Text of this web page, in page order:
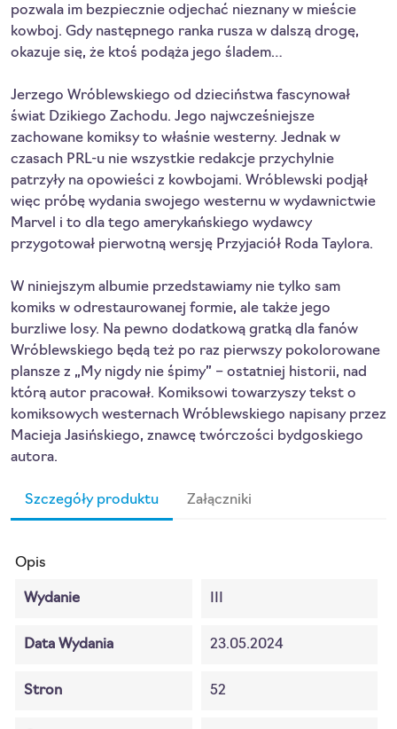
pozwala im bezpiecznie odjechać nieznany w mieście
kowboj. Gdy następnego ranka rusza w dalszą drogę,
okazuje się, że ktoś podąża jego śladem…
Jerzego Wróblewskiego od dzieciństwa fascynował
świat Dzikiego Zachodu. Jego najwcześniejsze
zachowane komiksy to właśnie westerny. Jednak w
czasach PRL-u nie wszystkie redakcje przychylnie
patrzyły na opowieści z kowbojami. Wróblewski podjął
więc próbę wydania swojego westernu w wydawnictwie
Marvel i to dla tego amerykańskiego wydawcy
przygotował pierwotną wersję Przyjaciół Roda Taylora.
W niniejszym albumie przedstawiamy nie tylko sam
komiks w odrestaurowanej formie, ale także jego
burzliwe losy. Na pewno dodatkową gratką dla fanów
Wróblewskiego będą też po raz pierwszy pokolorowane
plansze z „My nigdy nie śpimy” – ostatniej historii, nad
którą autor pracował. Komiksowi towarzyszy tekst o
komiksowych westernach Wróblewskiego napisany przez
Macieja Jasińskiego, znawcę twórczości bydgoskiego
autora.
Szczegóły produktu Załączniki
Opis
Wydanie
Data Wydania 23.05.2024
Stron 52